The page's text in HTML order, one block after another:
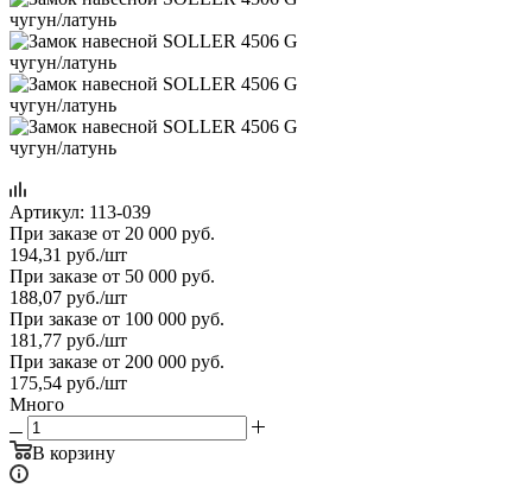
Артикул: 113-039
При заказе от 20 000 руб.
194,31 руб./шт
При заказе от 50 000 руб.
188,07 руб./шт
При заказе от 100 000 руб.
181,77 руб./шт
При заказе от 200 000 руб.
175,54 руб./шт
Много
В корзину